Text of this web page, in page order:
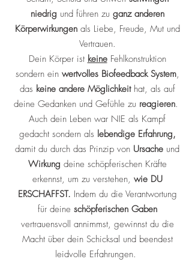
niedrig und führen zu ganz anderen
Körperwirkungen als Liebe, Freude, Mut und
Vertrauen.
Dein Körper ist keine Fehlkonstruktion
sondern ein wertvolles Biofeedback System,
das keine andere Möglichkeit hat, als auf
deine Gedanken und Gefühle zu reagieren.
Auch dein Leben war NIE als Kampf
gedacht sondern als lebendige Erfahrung,
damit du durch das Prinzip von Ursache und
Wirkung deine schöpferischen Kräfte
erkennst, um zu verstehen, wie DU
ERSCHAFFST. Indem du die Verantwortung
für deine schöpferischen Gaben
vertrauensvoll annimmst, gewinnst du die
Macht über dein Schicksal und beendest
leidvolle Erfahrungen.